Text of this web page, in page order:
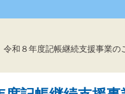
令和８年度記帳継続支援事業の